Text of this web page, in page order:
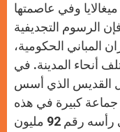
وفي عاصمتها
الرسوم التجديفية
على جدران المباني الحكومية،
أنحاء المدينة. في
القديس الذي أسس
جماعة كبيرة في هذه
المدينة، وجد رسم لصليب طبع على رأسه رقم 92 مليون